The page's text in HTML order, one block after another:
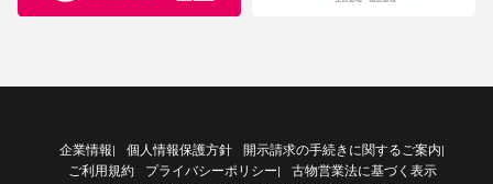
企業情報| 個人情報保護方針 開示請求の手続きに関するご案内|
ご利用規約 プライバシーポリシー|
古物営業法に基づく表示